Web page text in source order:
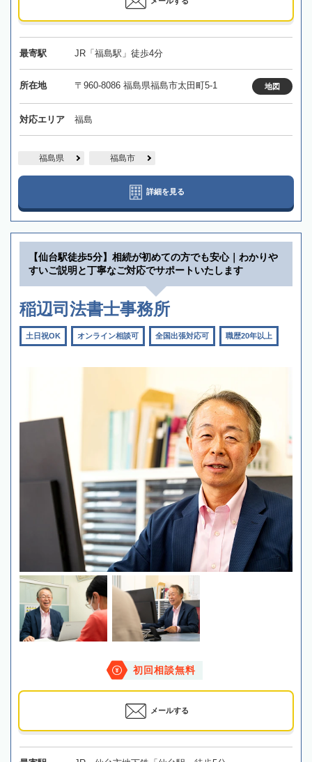
最寄駅 JR「福島駅」徒歩4分
所在地 〒960-8086 福島県福島市太田町5-1 地図
対応エリア 福島
福島県 福島市
詳細を見る
【仙台駅徒歩5分】相続が初めての方でも安心｜わかりや
すいご説明と丁寧なご対応でサポートいたします
稲辺司法書士事務所
土日祝OK オンライン相談可 全国出張対応可 職歴20年以上
初回相談無料
メールする